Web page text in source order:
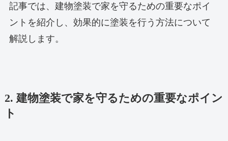
記事では、建物塗装で家を守るための重要なポイ
ントを紹介し、効果的に塗装を行う方法について
解説します。
2. 建物塗装で家を守るための重要なポイン
ト